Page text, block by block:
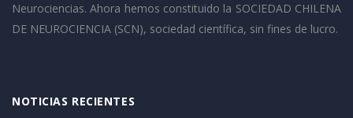
Neurociencias. Ahora hemos constituido la SOCIEDAD CHILENA
DE NEUROCIENCIA (SCN), sociedad científica, sin fines de lucro.
NOTICIAS RECIENTES